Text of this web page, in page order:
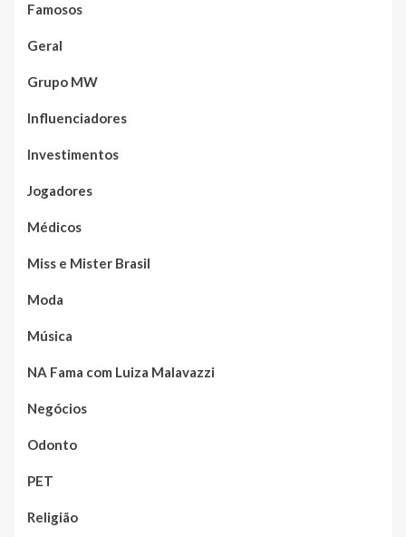
Famosos
Geral
Grupo MW
Influenciadores
Investimentos
Jogadores
Médicos
Miss e Mister Brasil
Moda
Música
NA Fama com Luiza Malavazzi
Negócios
Odonto
PET
Religião